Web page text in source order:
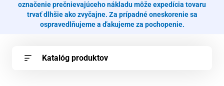
označenie prečnievajúceho nákladu môže expedícia tovaru
trvať dlhšie ako zvyčajne. Za prípadné oneskorenie sa
ospravedlňujeme a ďakujeme za pochopenie.
Katalóg produktov